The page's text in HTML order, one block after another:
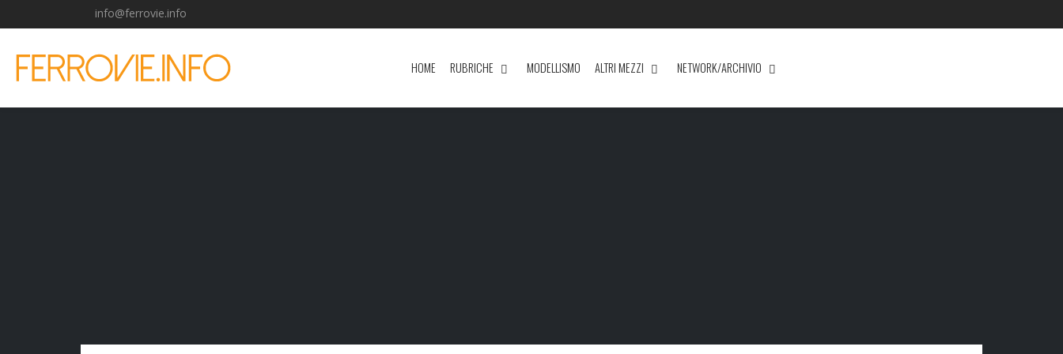
info@ferrovie.info
HOME RUBRICHE MODELLISMO ALTRI MEZZI NETWORK/ARCHIVIO